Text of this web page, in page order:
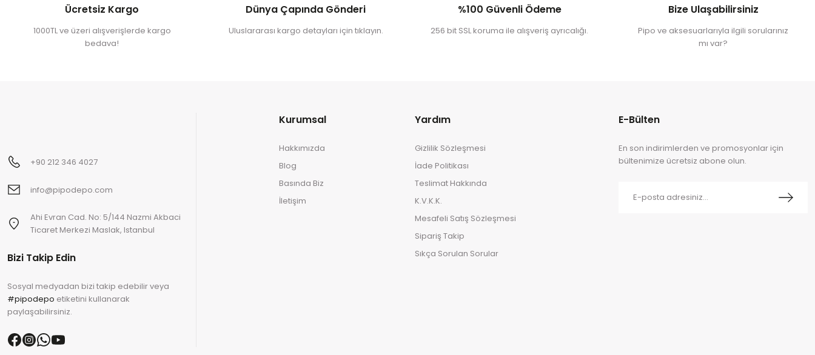
Ücretsiz Kargo
1000TL ve üzeri alışverişlerde kargo
bedava!
Dünya Çapında Gönderi
Uluslararası kargo detayları için tıklayın.
%100 Güvenli Ödeme
256 bit SSL koruma ile alışveriş ayrıcalığı.
Bize Ulaşabilirsiniz
Pipo ve aksesuarlarıyla ilgili sorularınız
mı var?
+90 212 346 4027
info@pipodepo.com
Ahi Evran Cad. No: 5/144 Nazmi Akbaci
Ticaret Merkezi Maslak, Istanbul
Bizi Takip Edin
Sosyal medyadan bizi takip edebilir veya
#pipodepo etiketini kullanarak
paylaşabilirsiniz.
Kurumsal
Hakkımızda
Blog
Basında Biz
İletişim
Yardım
Gizlilik Sözleşmesi
İade Politikası
Teslimat Hakkında
K.V.K.K.
Mesafeli Satış Sözleşmesi
Sipariş Takip
Sıkça Sorulan Sorular
E-Bülten
En son indirimlerden ve promosyonlar için
bültenimize ücretsiz abone olun.